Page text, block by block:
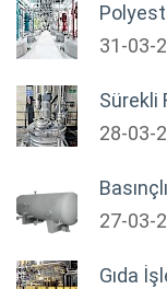
31-03-
Sürekli
28-03-
27-03-
Gıda